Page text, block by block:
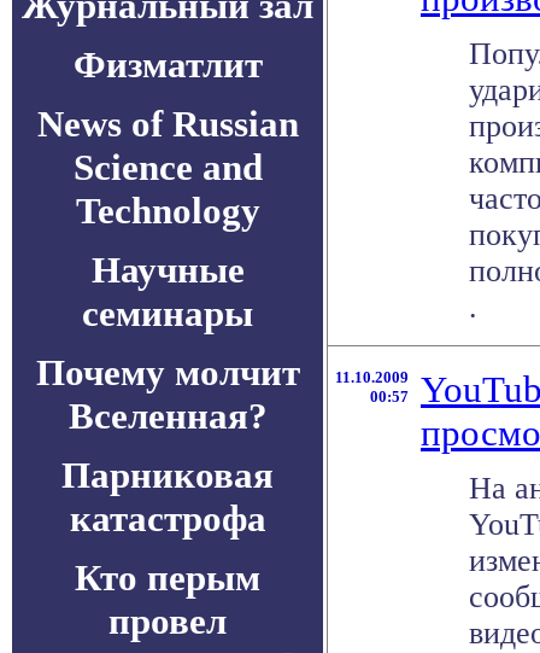
Физматлит
News of Russian
Science and
Technology
Научные
семинары
Почему молчит
Вселенная?
Парниковая
катастрофа
Кто перым
провел
.
11.10.2009
00:57
На